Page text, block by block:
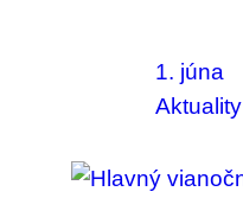
1. júna
Aktuality